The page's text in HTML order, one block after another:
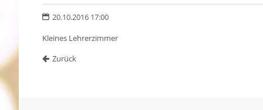
20.10.2016 17:00
Kleines Lehrerzimmer
Zurück